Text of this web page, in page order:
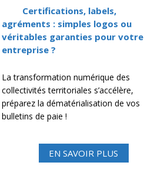
Certifications, labels,
agréments : simples logos ou
véritables garanties pour votre
entreprise ?
La transformation numérique des
collectivités territoriales s’accélère,
préparez la dématérialisation de vos
bulletins de paie !
EN SAVOIR PLUS